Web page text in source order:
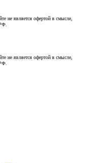
не является офертой в смысле,
не является офертой в смысле,